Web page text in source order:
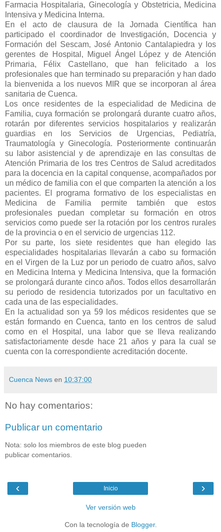
Farmacia Hospitalaria, Ginecología y Obstetricia, Medicina
Intensiva y Medicina Interna.
En el acto de clausura de la Jornada Científica han
participado el coordinador de Investigación, Docencia y
Formación del Sescam, José Antonio Cantalapiedra y los
gerentes de Hospital, Miguel Ángel López y de Atención
Primaria, Félix Castellano, que han felicitado a los
profesionales que han terminado su preparación y han dado
la bienvenida a los nuevos MIR que se incorporan al área
sanitaria de Cuenca.
Los once residentes de la especialidad de Medicina de
Familia, cuya formación se prolongará durante cuatro años,
rotarán por diferentes servicios hospitalarios y realizarán
guardias en los Servicios de Urgencias, Pediatría,
Traumatología y Ginecología. Posteriormente continuarán
su labor asistencial y de aprendizaje en las consultas de
Atención Primaria de los tres Centros de Salud acreditados
para la docencia en la capital conquense, acompañados por
un médico de familia con el que comparten la atención a los
pacientes. El programa formativo de los especialistas en
Medicina de Familia permite también que estos
profesionales puedan completar su formación en otros
servicios como puede ser la rotación por los centros rurales
de la provincia o en el servicio de urgencias 112.
Por su parte, los siete residentes que han elegido las
especialidades hospitalarias llevarán a cabo su formación
en el Virgen de la Luz por un periodo de cuatro años, salvo
en Medicina Interna y Medicina Intensiva, que la formación
se prolongará durante cinco años. Todos ellos desarrollarán
su periodo de residencia tutorizados por un facultativo en
cada una de las especialidades.
En la actualidad son ya 59 los médicos residentes que se
están formando en Cuenca, tanto en los centros de salud
como en el Hospital, una labor que se lleva realizando
satisfactoriamente desde hace 21 años y para la cual se
cuenta con la correspondiente acreditación docente.
Cuenca News en 10:37:00
No hay comentarios:
Publicar un comentario
Nota: solo los miembros de este blog pueden
publicar comentarios.
‹ ›
Inicio
Ver versión web
Con la tecnología de Blogger.